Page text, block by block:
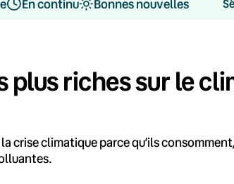
En continu Bonnes nouvelles
plus riches sur le
crise climatique parce qu’ils